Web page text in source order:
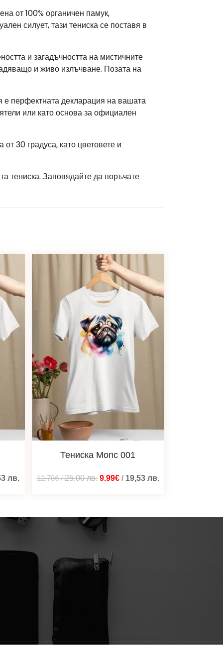
от 100% органичен памук,
силует, тази тениска се поставя в
и загадъчността на мистичните
и живо излъчване. Позата на
е перфектната декларация на вашата
или като основа за официален
30 градуса, като цветовете и
тениска. Заповядайте да поръчате
лв.
Тениска Мопс 001
12.78€/25,00лв. 9.99€/ 19,53 лв.